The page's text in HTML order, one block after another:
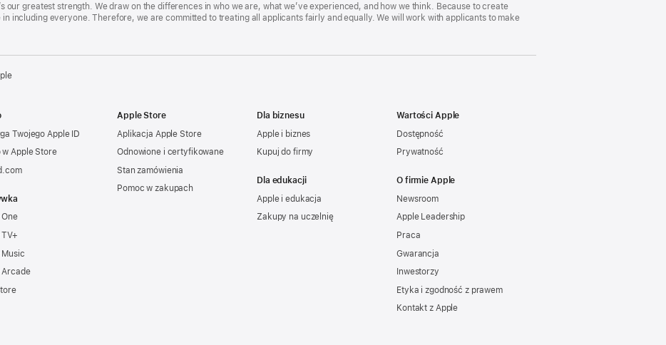
our greatest strength. We draw on the differences in who we are, what we’ve experienced, and how we think. Because to create
including everyone. Therefore, we are committed to treating all applicants fairly and equally. We will work with applicants to make
Twojego Apple ID
w Apple Store
Music
Arcade
Apple Store
Aplikacja Apple Store
Odnowione i certyfikowane
Stan zamówienia
Pomoc w zakupach
Dla biznesu
Apple i biznes
Kupuj do firmy
Dla edukacji
Apple i edukacja
Zakupy na uczelnię
Wartości Apple
Dostępność
Prywatność
O firmie Apple
Newsroom
Apple Leadership
Praca
Gwarancja
Inwestorzy
Etyka i zgodność z prawem
Kontakt z Apple